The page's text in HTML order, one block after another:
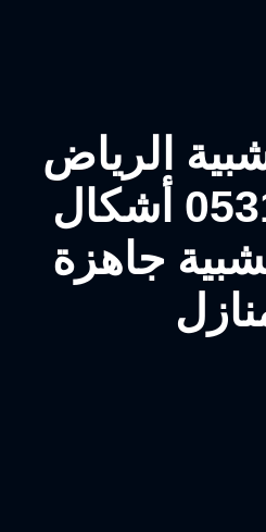
الرياض
0531133565 أشكال
جاهزة